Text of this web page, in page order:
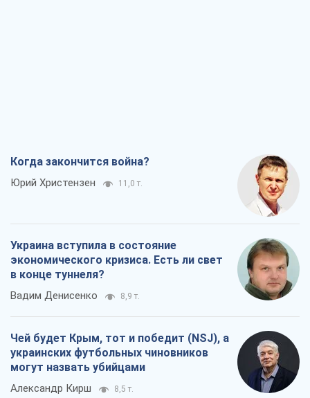
Когда закончится война?
Юрий Христензен 11,0 т.
Украина вступила в состояние
экономического кризиса. Есть ли свет
в конце туннеля?
Вадим Денисенко 8,9 т.
Чей будет Крым, тот и победит (NSJ), а
украинских футбольных чиновников
могут назвать убийцами
Александр Кирш 8,5 т.